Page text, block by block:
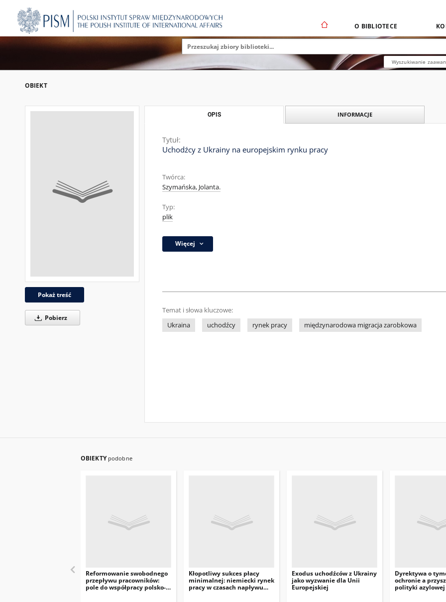
O BIBLIOTECE
Wyszukiwanie
OBIEKT
Pokaż treść
Pobierz
OPIS INFORMACJE
Tytuł:
Uchodźcy z Ukrainy na europejskim rynku pracy
Twórca:
Szymańska, Jolanta.
Typ:
plik
Więcej
Temat i słowa kluczowe:
Ukraina
uchodźcy rynek pracy międzynarodowa migracja zarobkowa
OBIEKTY podobne
Reformowanie swobodnego
przepływu pracowników:
pole do współpracy polsko-
Kłopotliwy sukces płacy
minimalnej: niemiecki rynek
pracy w czasach napływu
Exodus uchodźców z Ukrainy
jako wyzwanie dla Unii
Europejskiej
Dyrektywa o
ochronie a
polityki azylowej